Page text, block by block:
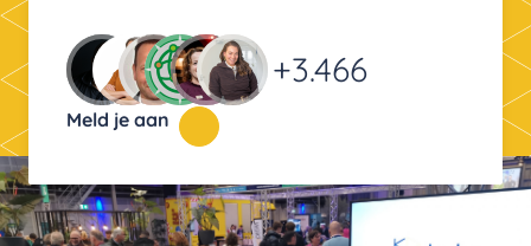
+3.466
Meld je aan